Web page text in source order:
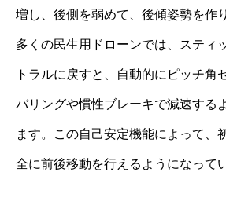
増し、後側を弱めて、後傾姿勢を作
多くの民生用ドローンでは、スティ
トラルに戻すと、自動的にピッチ角
バリングや慣性ブレーキで減速する
ます。この自己安定機能によって、
全に前後移動を行えるようになって